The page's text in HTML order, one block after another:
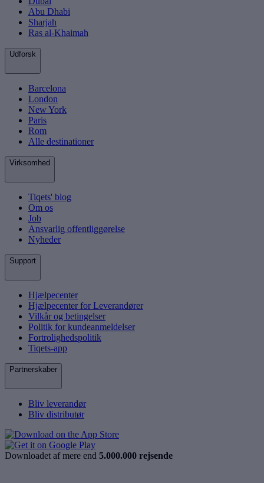
Abu Dhabi
Sharjah
Ras al-Khaimah
Udforsk
Barcelona
London
New York
Paris
Rom
Alle destinationer
Virksomhed
Tiqets' blog
Om os
Job
Ansvarlig offentliggørelse
Nyheder
Support
Hjælpecenter
Hjælpecenter for Leverandører
Vilkår og betingelser
Politik for kundeanmeldelser
Fortrolighedspolitik
Tiqets-app
Partnerskaber
Bliv leverandør
Bliv distributør
Downloadet af mere end 5.000.000 rejsende